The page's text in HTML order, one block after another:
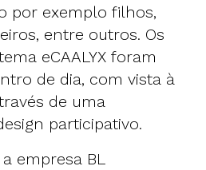
por exemplo filhos,
entre outros. Os
eCAALYX foram
de dia, com vista à
de uma
participativo.
empresa BL